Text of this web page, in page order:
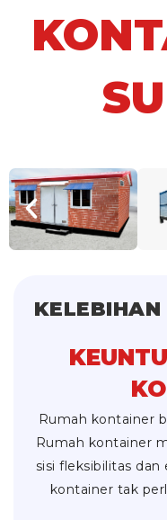
Rumah kontainer
Rumah kontainer
sisi fleksibilitas
kontainer tak